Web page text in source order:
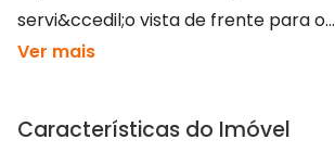
servi&ccedil;o vista de frente para o...
Ver mais
Características do Imóvel